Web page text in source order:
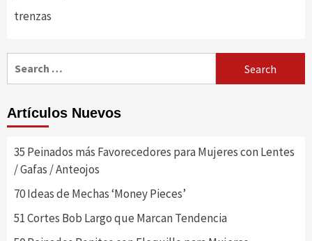
trenzas
Artículos Nuevos
35 Peinados más Favorecedores para Mujeres con Lentes
/ Gafas / Anteojos
70 Ideas de Mechas ‘Money Pieces’
51 Cortes Bob Largo que Marcan Tendencia